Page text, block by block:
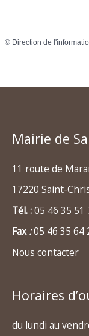
© Direction de
Mairie de
11 route de
17220 Saint-
Tél. :05 46 35 51
Fax:05 46 35 64
Nous contacter
Horaires
du lundi au